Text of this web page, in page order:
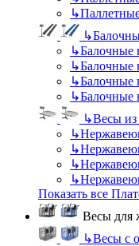
↳
↳
↳Балочные
↳Балочные
↳Балочные
↳Балочные
↳Весы из
↳
↳
↳
↳
Показать все
Весы для
↳Весы с